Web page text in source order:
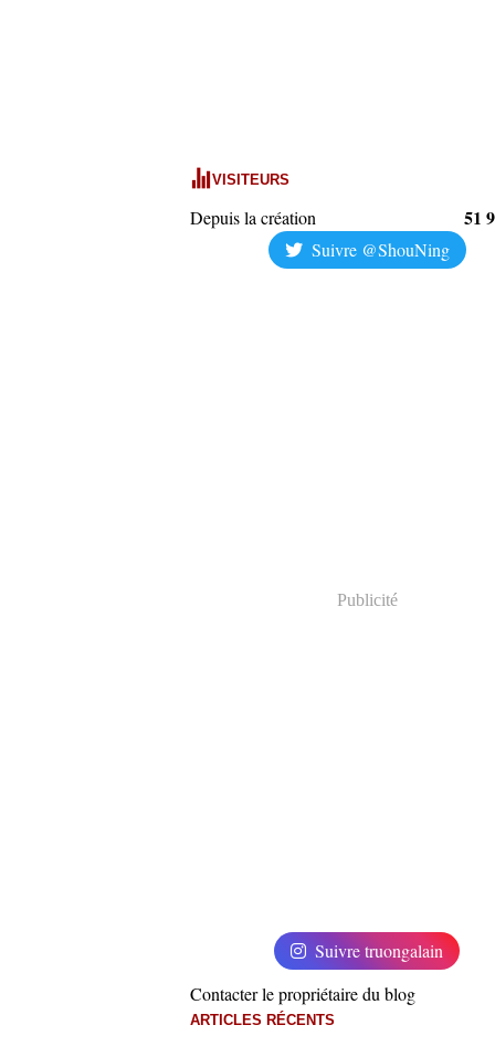
VISITEURS
Depuis la création 51
Suivre @ShouNing
Publicité
Suivre truongalain
Contacter le propriétaire du blog
ARTICLES RÉCENTS